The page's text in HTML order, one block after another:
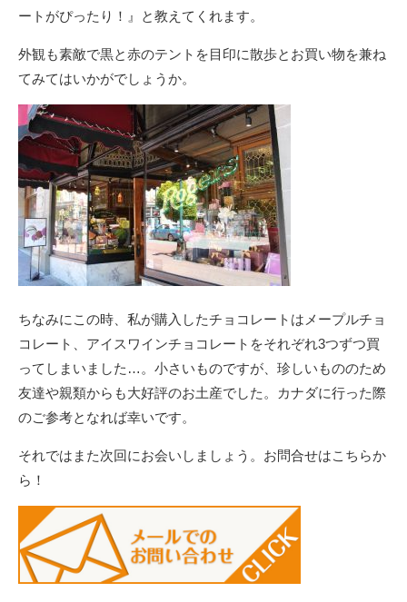
ートがぴったり！』と教えてくれます。
外観も素敵で黒と赤のテントを目印に散歩とお買い物を兼ね
てみてはいかがでしょうか。
ちなみにこの時、私が購入したチョコレートはメープルチョ
コレート、アイスワインチョコレートをそれぞれ3つずつ買
ってしまいました…。小さいものですが、珍しいもののため
友達や親類からも大好評のお土産でした。カナダに行った際
のご参考となれば幸いです。
それではまた次回にお会いしましょう。お問合せはこちらか
ら！